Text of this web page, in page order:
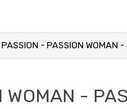
PASSION - PASSION WOMAN -
-